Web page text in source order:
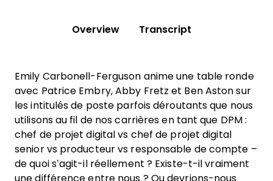
Overview Transcript
Emily Carbonell-Ferguson anime une table ronde
avec Patrice Embry, Abby Fretz et Ben Aston sur
les intitulés de poste parfois déroutants que nous
utilisons au fil de nos carrières en tant que DPM :
chef de projet digital vs chef de projet digital
senior vs producteur vs responsable de compte –
de quoi s’agit-il réellement ? Existe-t-il vraiment
une différence entre nous ? Ou devrions-nous